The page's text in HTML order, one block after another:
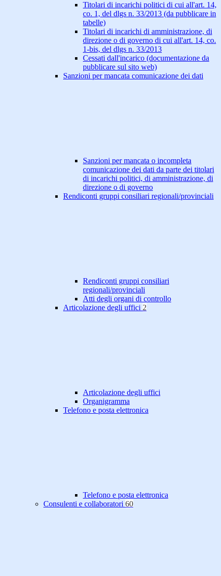
Titolari di incarichi politici di cui all'art. 14,
co. 1, del dlgs n. 33/2013 (da pubblicare in
tabelle)
Titolari di incarichi di amministrazione, di
direzione o di governo di cui all'art. 14, co.
1-bis, del dlgs n. 33/2013
Cessati dall'incarico (documentazione da
pubblicare sul sito web)
Sanzioni per mancata comunicazione dei dati
Sanzioni per mancata o incompleta
comunicazione dei dati da parte dei titolari
di incarichi politici, di amministrazione, di
direzione o di governo
Rendiconti gruppi consiliari regionali/provinciali
Rendiconti gruppi consiliari
regionali/provinciali
Atti degli organi di controllo
Articolazione degli uffici 2
Articolazione degli uffici
Organigramma
Telefono e posta elettronica
Telefono e posta elettronica
Consulenti e collaboratori 60